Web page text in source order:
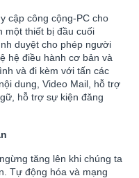
cập công cộng-PC cho
một thiết bị đầu cuối
duyệt cho phép người
hệ điều hành cơ bản và
và đi kèm với tấn các
dung, Video Mail, hỗ trợ
hỗ trợ sự kiện đăng
tăng lên khi chúng ta
Tự động hóa và mạng